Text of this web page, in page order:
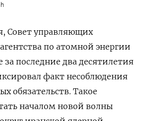
Совет управляющих
по атомной энергии
последние два десятилетия
факт несоблюдения
обязательств. Такое
началом новой волны